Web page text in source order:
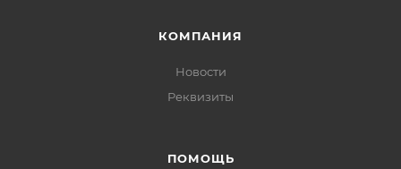
КОМПАНИЯ
Новости
Реквизиты
ПОМОЩЬ